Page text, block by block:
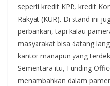
seperti kredit KPR, kredit
Rakyat (KUR). Di stand ini
perbankan, tapi kalau
masyarakat bisa datang
kantor manapun yang
Sementara itu, Funding
menambahkan dalam